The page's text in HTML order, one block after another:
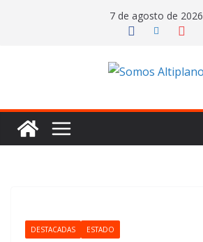
7 de agosto de 2026
DESTACADAS ESTADO